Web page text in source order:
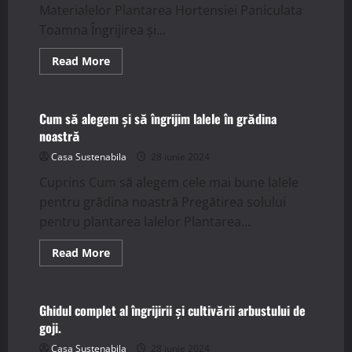
Materialelor Plantarea Hortensiei Paniculata
Toamna Îngrijirea și...
Read MoreRead
more
Paniculata
Toamna:
Complet.
Stiri
Cum să alegem și să îngrijim lalele în grădina
noastră
Casa Sustenabila 28 iunie 2024
Cuprins Cum să alegem cele mai bune lalele
pentru grădina noastră Pregătirea solului
pentru plantarea lalelor Plantarea...
Read MoreRead
more
alegem
și
îngrijim
Stiri
Ghidul complet al îngrijirii și cultivării arbustului de
goji.
Casa Sustenabila 28 iunie 2024